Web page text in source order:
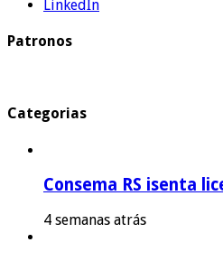
LinkedIn
Patronos
Categorias
Consema RS isenta
4 semanas atrás